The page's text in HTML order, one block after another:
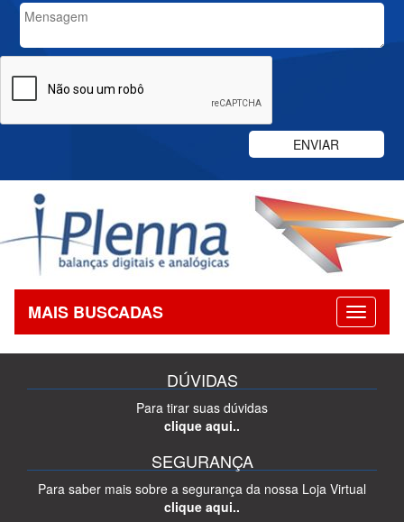
MAIS BUSCADAS
DÚVIDAS
Para tirar suas dúvidas
clique aqui..
SEGURANÇA
Para saber mais sobre a segurança da nossa Loja Virtual
clique aqui..